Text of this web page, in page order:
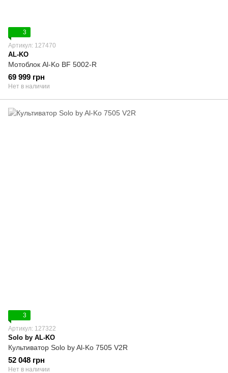
3
Артикул: 127470
AL-KO
Мотоблок Al-Ko BF 5002-R
69 999 грн
Нет в наличии
3
Артикул: 127322
Solo by AL-KO
Культиватор Solo by Al-Ko 7505 V2R
52 048 грн
Нет в наличии